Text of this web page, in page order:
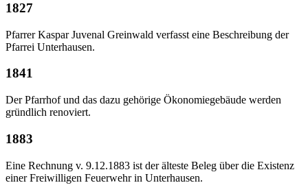
1827
Pfarrer Kaspar Juvenal Greinwald verfasst eine Beschreibung der
Pfarrei Unterhausen.
1841
Der Pfarrhof und das dazu gehörige Ökonomiegebäude werden
gründlich renoviert.
1883
Eine Rechnung v. 9.12.1883 ist der älteste Beleg über die Existenz
einer Freiwilligen Feuerwehr in Unterhausen.